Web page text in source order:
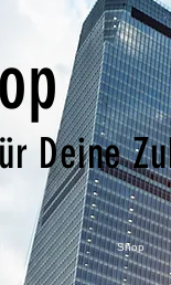
Deine
Shop